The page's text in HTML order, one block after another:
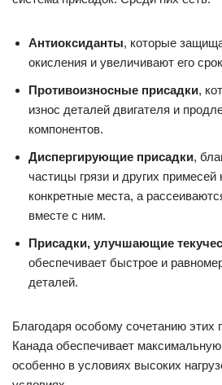
Антиоксиданты, которые
окисления и увеличивают его
Противоизносные присадки,
износ деталей двигателя и
компонентов.
Диспергирующие присадки,
частицы грязи и других
конкретные места, а
вместе с ним.
Присадки, улучшающие
обеспечивает быстрое и
деталей.
Благодаря особому сочетанию этих
Канада обеспечивает
особенно в условиях высоких